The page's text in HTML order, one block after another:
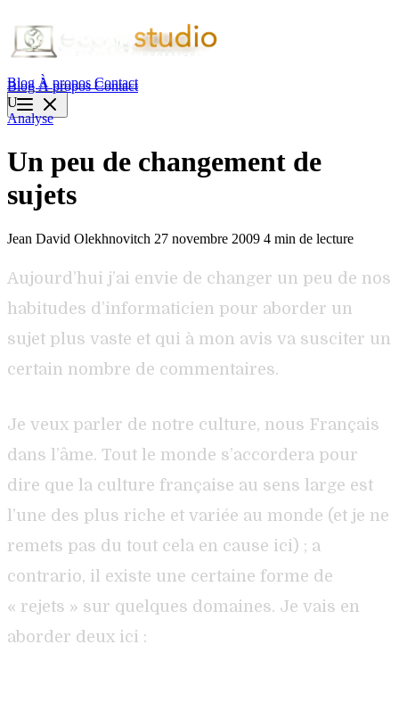
Blog À propos Contact
BlogÀ proposContact
U
Analyse
Un peu de changement de
sujets
Jean David Olekhnovitch 27 novembre 2009 4 min de lecture
Aujourd’hui j’ai envie de changer un peu de nos
habitudes d’informaticien pour aborder un
sujet plus vaste et qui à mon avis va susciter un
certain nombre de commentaires.
Je veux parler de notre culture, nous Français
dans l’âme. Tout le monde s’accordera pour
dire que la culture française au sens large est
l’une des plus riche et variée au monde (et je ne
remets pas du tout cela en cause ici) ; a
contrario, il existe une certaine forme de
« rejets » sur quelques domaines. Je vais en
aborder deux ici :